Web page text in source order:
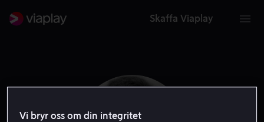
Skaffa Viaplay
Vi bryr oss om din integritet